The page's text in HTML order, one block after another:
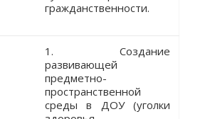
гражданственности.
1. Создание
развивающей
предметно-
пространственной
среды в ДОУ (уголки